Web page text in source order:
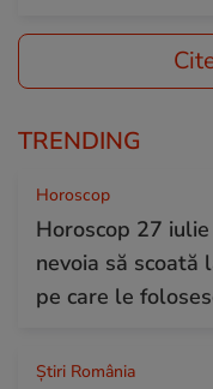
TRENDING
Horoscop
Horoscop 27
nevoia să
pe care le
Știri România